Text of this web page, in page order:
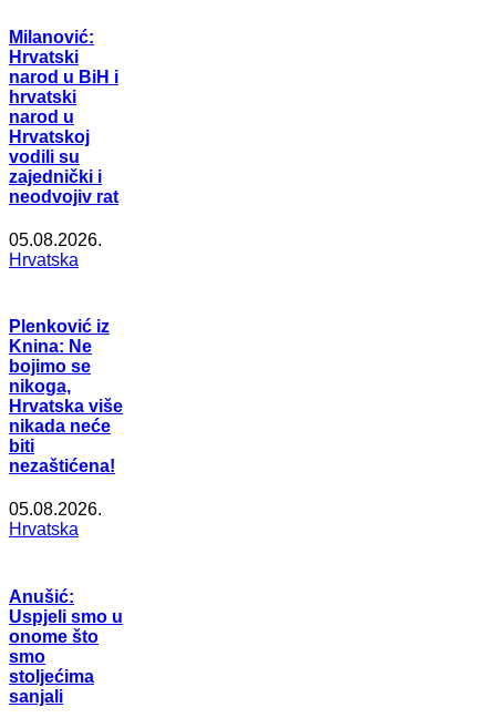
Milanović:
Hrvatski
narod u BiH i
hrvatski
narod u
Hrvatskoj
vodili su
zajednički i
neodvojiv rat
05.08.2026.
Hrvatska
Plenković iz
Knina: Ne
bojimo se
nikoga,
Hrvatska više
nikada neće
biti
nezaštićena!
05.08.2026.
Hrvatska
Anušić:
Uspjeli smo u
onome što
smo
stoljećima
sanjali